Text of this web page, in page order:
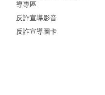
導專區
反詐宣導影音
反詐宣導圖卡